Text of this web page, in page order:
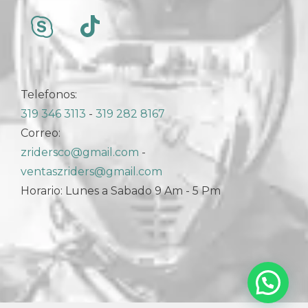
Telefonos:
319 346 3113 - 319 282 8167
Correo:
zridersco@gmail.com -
ventaszriders@gmail.com
Horario: Lunes a Sabado 9 Am - 5 Pm